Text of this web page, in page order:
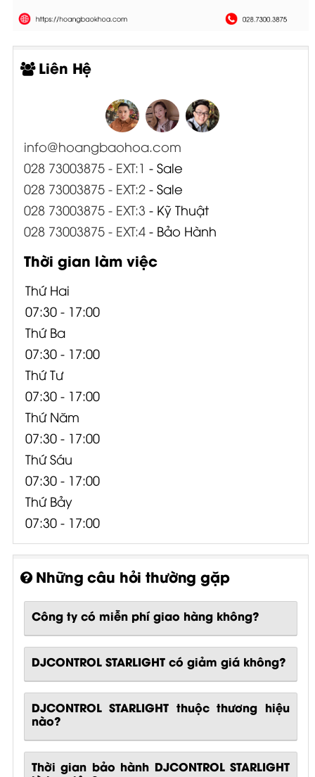
Liên Hệ
info@hoangbaohoa.com
028 73003875 - EXT:1 - Sale
028 73003875 - EXT:2- Sale
028 73003875 - EXT:3 - Kỹ Thuật
028 73003875 - EXT:4- Bảo Hành
Thời gian làm việc
Thứ Hai
07:30 - 17:00
Thứ Ba
07:30 - 17:00
Thứ Tư
07:30 - 17:00
Thứ Năm
07:30 - 17:00
Thứ Sáu
07:30 - 17:00
Thứ Bảy
07:30 - 17:00
Những câu hỏi thường gặp
Công ty có miễn phí giao hàng không?
DJCONTROL STARLIGHT có giảm giá không?
DJCONTROL STARLIGHT thuộc thương hiệu
nào?
Thời gian bảo hành DJCONTROL STARLIGHT